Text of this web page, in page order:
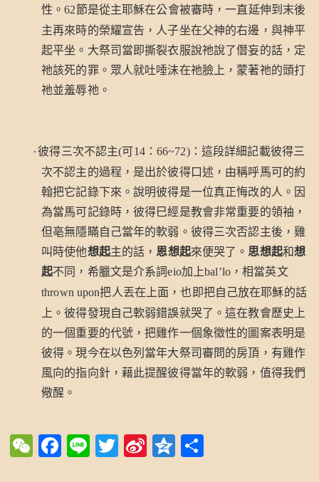
性。62節是從主耶穌在公會被審時，一直延伸到末後
主再來時的榮耀宣告，人子坐在父神的右邊，與神平
起平坐。大祭司當即撕裂衣服說祂說了僭妄的話，定
祂該死的罪。眾人就吐唾沫在祂臉上，蒙著祂的頭打
祂並羞辱祂。
·彼得三次不認主(可14： 66~72)：這段詳細記載彼得三
次不認主的過程，是出於彼得口述，由稱呼馬可的約
翰把它記錄下來。說明彼得是一位真正悔改的人。因
為當馬可記錄時，彼得巳經是教會非常重要的領袖，
但亳無隱瞞自己當年的軟弱。彼得三次否認主後，雞
叫時使他想起主的話， 恩想起來便哭了。思想起和想
起不同，希臘文是介系詞eio加上bal’lo，相當英文
thrown upon把人丟在上面，也即把自己放在耶穌的話
上。彼得發現自己軟弱錯誤就哭了。這在教會歷史上
的一個重要的代號，把雞作一個象徵性的圖案表明是
彼得。現今在以色列當年大祭司審問的房頂，有雞作
風向的指向針，藉此提醒彼得當年的軟弱，值得我們
儆醒。
WeChat
Facebook
LineTwitter
SinaQzone